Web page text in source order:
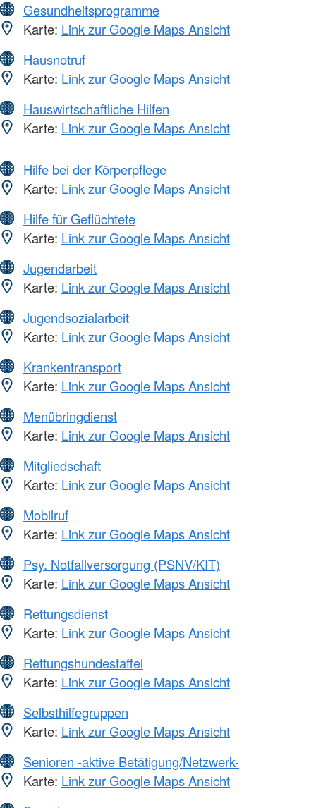
Gesundheitsprogramme
Karte: Link zur Google Maps Ansicht
Hausnotruf
Karte: Link zur Google Maps Ansicht
Hauswirtschaftliche Hilfen
Karte: Link zur Google Maps Ansicht
Hilfe bei der Körperpflege
Karte: Link zur Google Maps Ansicht
Hilfe für Geflüchtete
Karte: Link zur Google Maps Ansicht
Jugendarbeit
Karte: Link zur Google Maps Ansicht
Jugendsozialarbeit
Karte: Link zur Google Maps Ansicht
Krankentransport
Karte: Link zur Google Maps Ansicht
Menübringdienst
Karte: Link zur Google Maps Ansicht
Mitgliedschaft
Karte: Link zur Google Maps Ansicht
Mobilruf
Karte: Link zur Google Maps Ansicht
Psy. Notfallversorgung (PSNV/KIT)
Karte: Link zur Google Maps Ansicht
Rettungsdienst
Karte: Link zur Google Maps Ansicht
Rettungshundestaffel
Karte: Link zur Google Maps Ansicht
Selbsthilfegruppen
Karte: Link zur Google Maps Ansicht
Senioren -aktive Betätigung/Netzwerk-
Karte: Link zur Google Maps Ansicht